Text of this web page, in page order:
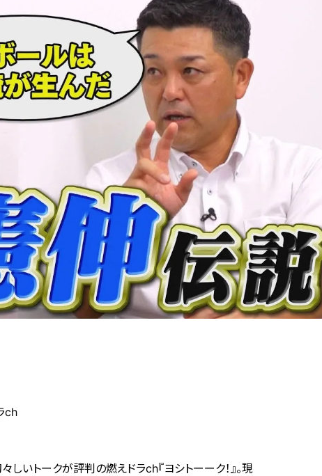
ch
いトークが評判の燃えドラch『ヨシトーーク！』。現